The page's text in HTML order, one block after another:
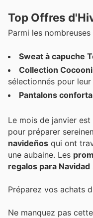
Top Offres
Parmi les
Sweat à capuche
Collection
sélectionnés pour
Pantalons
Le mois de janvier
pour préparer
navideños qui ont
une aubaine. Les
regalos para Navidad
Préparez vos achats
Ne manquez pas